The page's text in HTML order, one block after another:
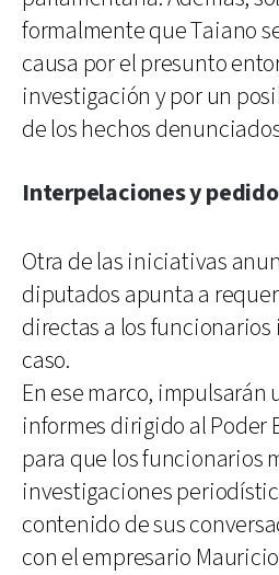
formalmente que Taiano
causa por el presunto
investigación y por un
de los hechos
Interpelaciones y
Otra de las iniciativas
diputados apunta a
directas a los
caso.
En ese marco, impulsarán
informes dirigido al Poder
para que los funcionarios
investigaciones
contenido de sus
con el empresario